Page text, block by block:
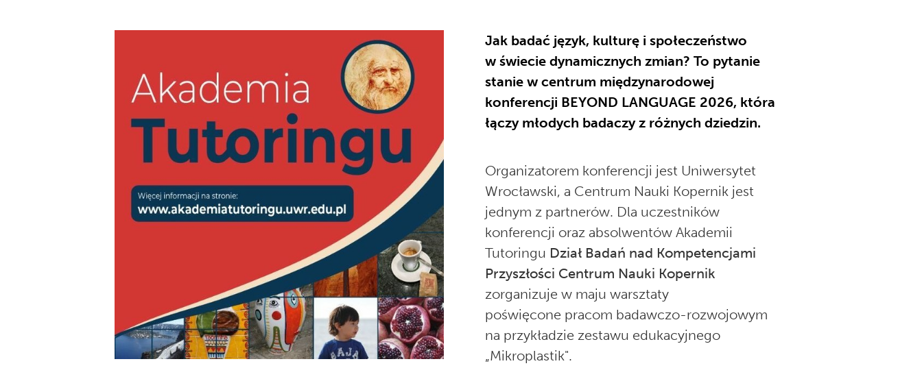
Jak badać język, kulturę i społeczeństwo
w świecie dynamicznych zmian? To pytanie
stanie w centrum międzynarodowej
konferencji BEYOND LANGUAGE 2026, która
łączy młodych badaczy z różnych dziedzin.
Organizatorem konferencji jest Uniwersytet
Wrocławski, a Centrum Nauki Kopernik jest
jednym z partnerów. Dla uczestników
konferencji oraz absolwentów Akademii
Tutoringu Dział Badań nad Kompetencjami
Przyszłości Centrum Nauki Kopernik
zorganizuje w maju warsztaty
poświęcone pracom badawczo-rozwojowym
na przykładzie zestawu edukacyjnego
„Mikroplastik".